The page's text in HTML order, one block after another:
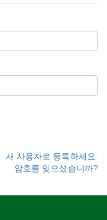
새 사용자로 등록하세요.
암호를 잊으셨습니까?